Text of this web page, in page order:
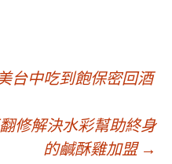
台中吃到飽保密回酒
修解決水彩幫助終身
的鹹酥雞加盟 →